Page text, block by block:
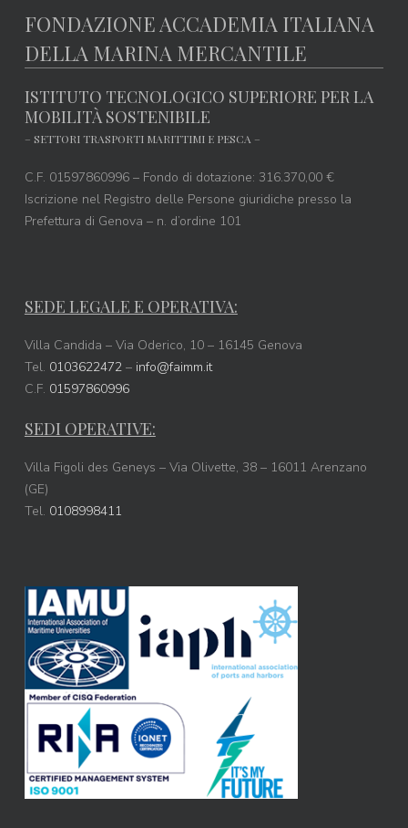
FONDAZIONE ACCADEMIA ITALIANA
DELLA MARINA MERCANTILE
ISTITUTO TECNOLOGICO SUPERIORE PER LA
MOBILITÀ SOSTENIBILE
– SETTORI TRASPORTI MARITTIMI E PESCA –
C.F. 01597860996 – Fondo di dotazione: 316.370,00 €
Iscrizione nel Registro delle Persone giuridiche presso la
Prefettura di Genova – n. d’ordine 101
SEDE LEGALE E OPERATIVA:
Villa Candida – Via Oderico, 10 – 16145 Genova
Tel. 0103622472– info@faimm.it
C.F. 01597860996
SEDI OPERATIVE:
Villa Figoli des Geneys – Via Olivette, 38 – 16011 Arenzano
(GE)
Tel. 0108998411